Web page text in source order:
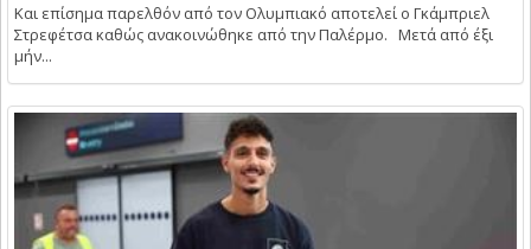
Και επίσημα παρελθόν από τον Ολυμπιακό αποτελεί ο Γκάμπριελ
Στρεφέτσα καθώς ανακοινώθηκε από την Παλέρμο. Μετά από έξι
μήν...